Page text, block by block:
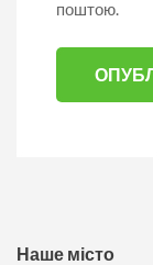
поштою.
Наше місто